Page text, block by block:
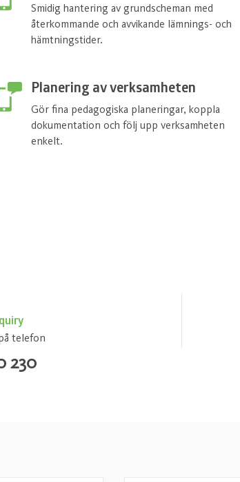
Smidig hantering av grundscheman med
återkommande och avvikande lämnings- och
hämtningstider.
Planering av verksamheten
Gör fina pedagogiska planeringar, koppla
dokumentation och följ upp verksamheten
enkelt.
telefon
230